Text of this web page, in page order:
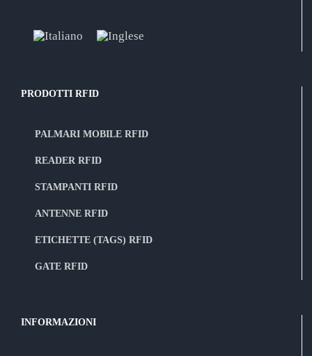
PRODOTTI RFID
PALMARI MOBILE RFID
READER RFID
STAMPANTI RFID
ANTENNE RFID
ETICHETTE (TAGS) RFID
GATE RFID
INFORMAZIONI